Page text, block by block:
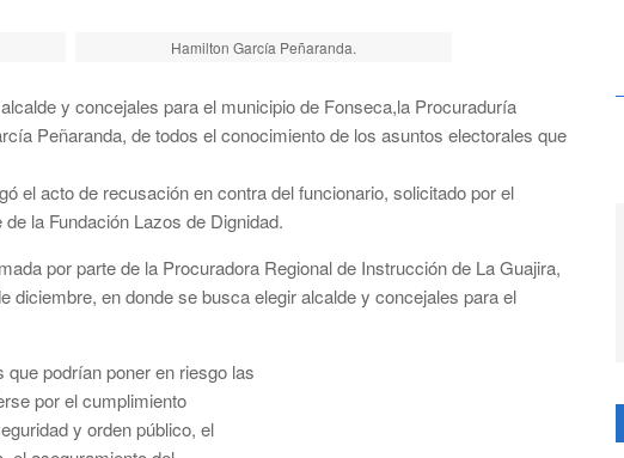
Hamilton García Peñaranda.
y concejales para el municipio de Fonseca,la Procuraduría
Peñaranda, de todos el conocimiento de los asuntos electorales que
el acto de recusación en contra del funcionario, solicitado por el
la Fundación Lazos de Dignidad.
por parte de la Procuradora Regional de Instrucción de La Guajira,
diciembre, en donde se busca elegir alcalde y concejales para el
podrían poner en riesgo las
por el cumplimiento
y orden público, el